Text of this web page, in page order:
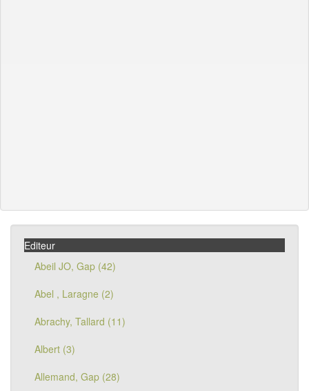
Editeur
Abeil JO, Gap (42)
Abel , Laragne (2)
Abrachy, Tallard (11)
Albert (3)
Allemand, Gap (28)